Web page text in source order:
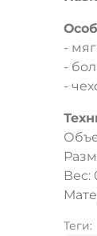
-
-
-
Вес:
Теги: